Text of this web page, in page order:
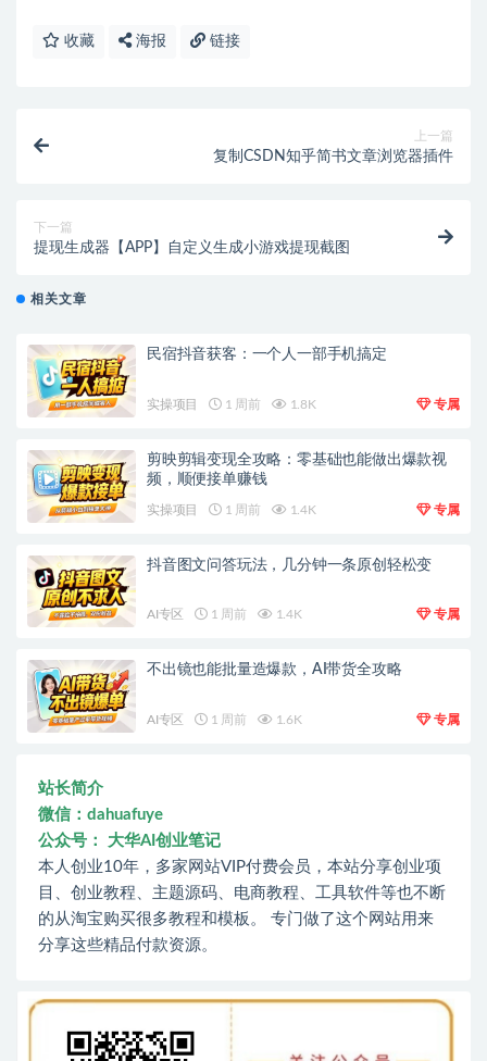
收藏 海报 链接
上一篇
复制CSDN知乎简书文章浏览器插件
下一篇
提现生成器【APP】自定义生成小游戏提现截图
相关文章
民宿抖音获客：一个人一部手机搞定
实操项目 1 周前 1.8K 专属
剪映剪辑变现全攻略：零基础也能做出爆款视
频，顺便接单赚钱
实操项目 1 周前 1.4K 专属
抖音图文问答玩法，几分钟一条原创轻松变
AI专区 1 周前 1.4K 专属
不出镜也能批量造爆款，AI带货全攻略
AI专区 1 周前 1.6K 专属
站长简介
微信：dahuafuye
公众号： 大华AI创业笔记
本人创业10年，多家网站VIP付费会员，本站分享创业项
目、创业教程、主题源码、电商教程、工具软件等也不断
的从淘宝购买很多教程和模板。 专门做了这个网站用来
分享这些精品付款资源。